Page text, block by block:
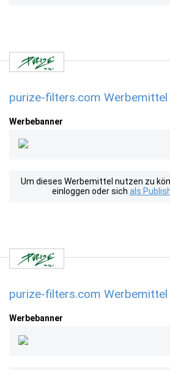
purize-filters.com Werbemittel
Werbebanner
Um dieses Werbemittel nutzen zu
einloggen oder sich als
purize-filters.com
Werbebanner